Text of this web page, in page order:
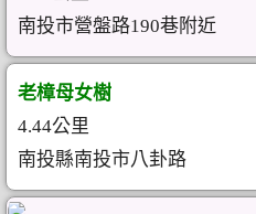
南投市營盤路190巷附近
老樟母女樹
4.44公里
南投縣南投市八卦路